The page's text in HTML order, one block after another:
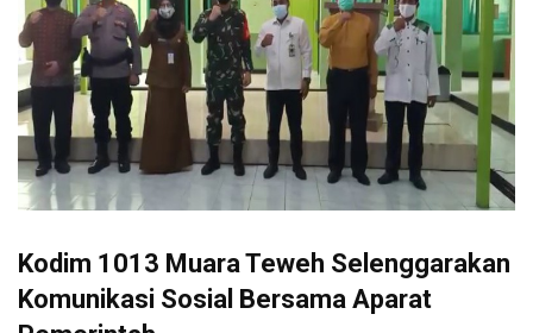
Kodim 1013 Muara Teweh Selenggarakan
Komunikasi Sosial Bersama Aparat